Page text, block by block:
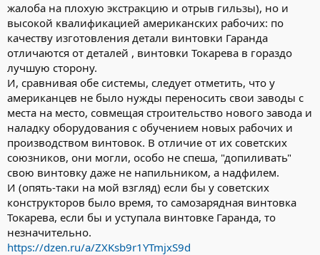
жалоба на плохую экстракцию и отрыв гильзы), но и
высокой квалификацией американских рабочих: по
качеству изготовления детали винтовки Гаранда
отличаются от деталей , винтовки Токарева в гораздо
лучшую сторону.
И, сравнивая обе системы, следует отметить, что у
американцев не было нужды переносить свои заводы с
места на место, совмещая строительство нового завода и
наладку оборудования с обучением новых рабочих и
производством винтовок. В отличие от их советских
союзников, они могли, особо не спеша, "допиливать"
свою винтовку даже не напильником, а надфилем.
И (опять-таки на мой взгляд) если бы у советских
конструкторов было время, то самозарядная винтовка
Токарева, если бы и уступала винтовке Гаранда, то
незначительно.
https://dzen.ru/a/ZXKsb9r1YTmjxS9d